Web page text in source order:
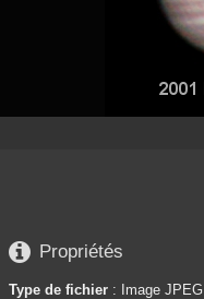
 Propriétés
Type de fichier : Image JPEG